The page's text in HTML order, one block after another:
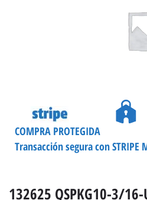
Transacción segura con STRIPE
COMPRA PROTEGIDA
132625 QSPKG10-3/